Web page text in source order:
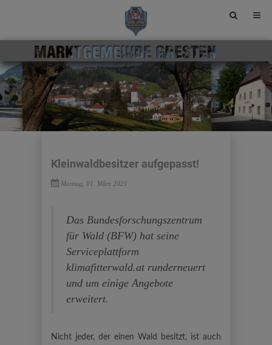
Site
toggle
Kleinwaldbesitzer aufgepasst!
Montag, 01. März 2021
Das Bundesforschungszentrum
für Wald (BFW) hat seine
Serviceplattform
klimafitterwald.at runderneuert
und um einige Angebote
erweitert.
Nicht jeder, der einen Wald besitzt, ist auch